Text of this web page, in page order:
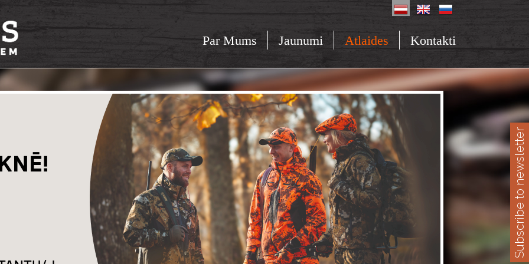
Par Mums Jaunumi Atlaides Kontakti
Subscribe to newsletter